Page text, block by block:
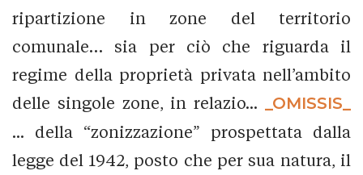
ripartizione in zone del territorio
comunale… sia per ciò che riguarda il
regime della proprietà privata nell’ambito
delle singole zone, in relazio...
_OMISSIS_
... della “zonizzazione” prospettata dalla
legge del 1942, posto che per sua natura, il